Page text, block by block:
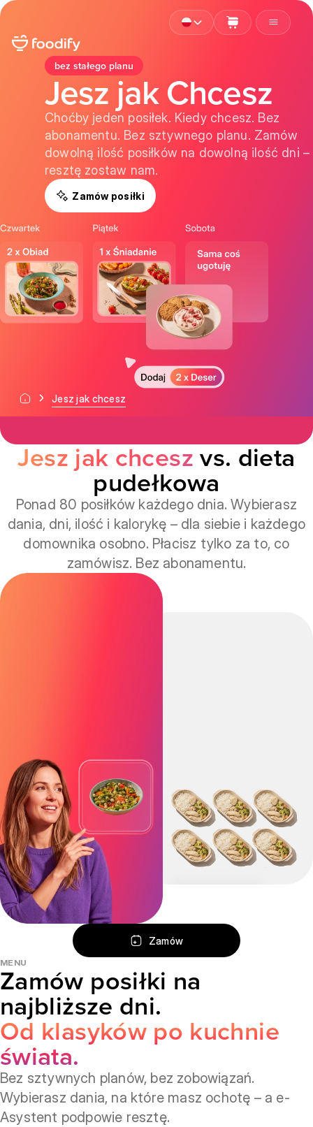
bez stałego planu
Jesz jak Chcesz
Choćby jeden posiłek. Kiedy chcesz. Bez
abonamentu. Bez sztywnego planu. Zamów
dowolną ilość posiłków na dowolną ilość dni –
resztę zostaw nam.
Zamów posiłki
Jesz jak chcesz
Jesz jak chceszvs. dieta
pudełkowa
Ponad 80 posiłków każdego dnia. Wybierasz
dania, dni, ilość i kalorykę – dla siebie i każdego
domownika osobno. Płacisz tylko za to, co
zamówisz. Bez abonamentu.
Jesz jak Chcesz
Zamawiasz ulubione posiłki – nawet jeden dziennie
Wybierasz spośród 80+ dań każdego dnia
Płacisz tylko za to, na co masz ochotę
Bez abonamentu i sztywnych zasad
Pełna dowolność
Ograniczona ilość dań do wyboru
Zamów
MENU
Zamów posiłki na
najbliższe dni.
Od klasyków po kuchnie
świata.
Bez sztywnych planów, bez zobowiązań.
Wybierasz dania, na które masz ochotę – a e-
Asystent podpowie resztę.